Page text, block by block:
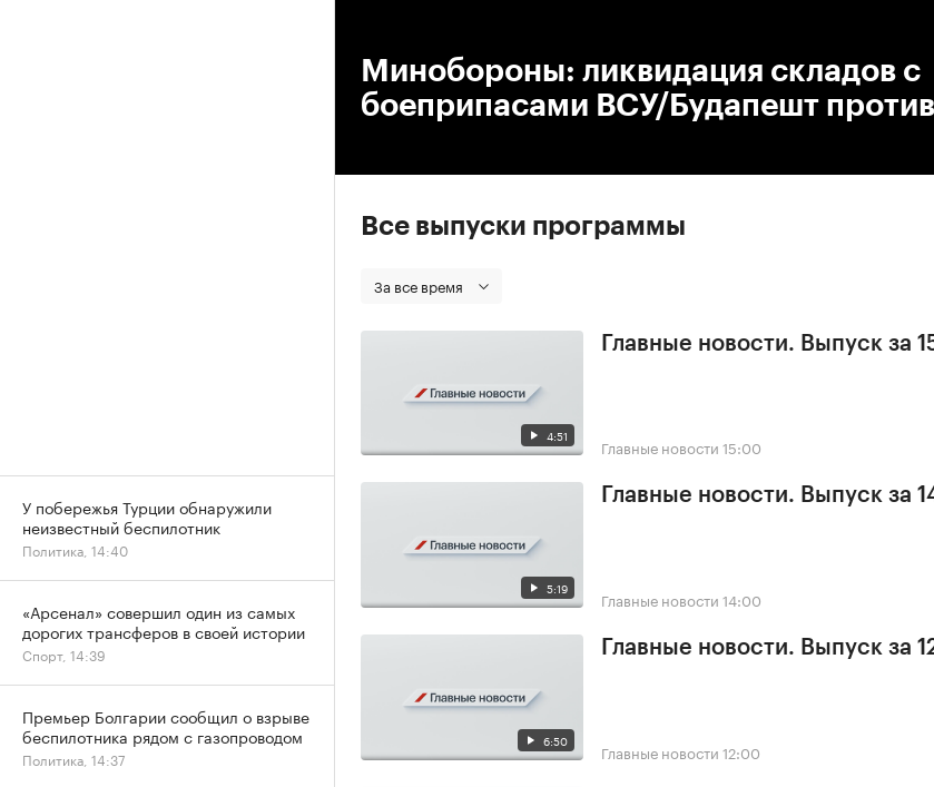
Минобороны: ликвидация складов с
боеприпасами ВСУ/Будапешт
Все выпуски программы
За все время
4:51
Главные новости. Выпуск за
Главные новости 15:00
5:19
Главные новости. Выпуск за
Главные новости 14:00
6:50
Главные новости. Выпуск за
Главные новости 12:00
У побережья Турции обнаружили
неизвестный беспилотник
Политика, 14:40
«Арсенал» совершил один из самых
дорогих трансферов в своей истории
Спорт, 14:39
Премьер Болгарии сообщил о взрыве
беспилотника рядом с газопроводом
Политика, 14:37